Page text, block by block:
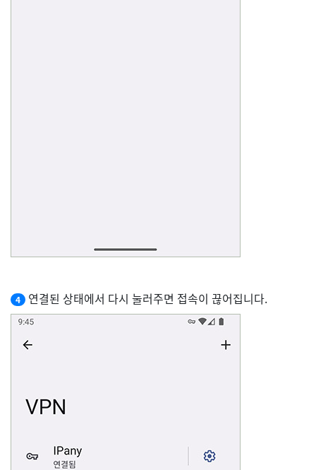
4 연결된 상태에서 다시 눌러주면 접속이 끊어집니다.